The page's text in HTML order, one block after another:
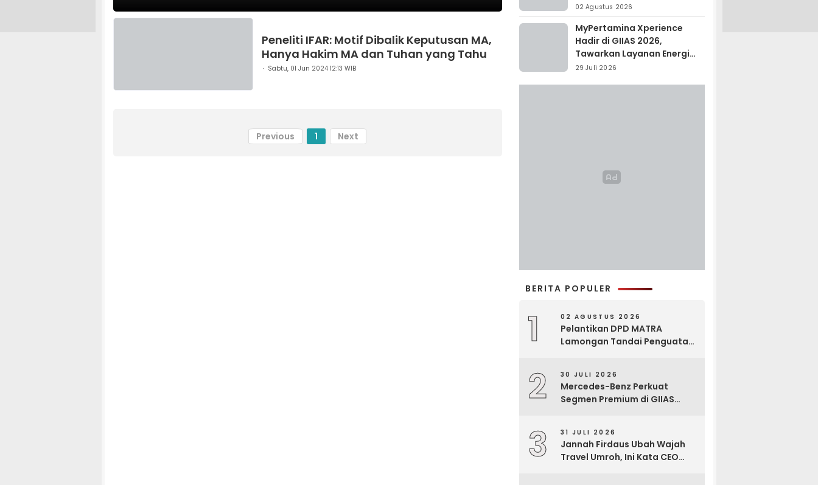
Peneliti IFAR: Motif Dibalik Keputusan MA,
Hanya Hakim MA dan Tuhan yang Tahu
Sabtu, 01 Jun 2024 12:13 WIB
Previous 1 Next
02 Agustus 2026
MyPertamina Xperience
Hadir di GIIAS 2026,
Tawarkan Layanan Energi
Terintegrasi
29 Juli 2026
BERITA POPULER
1 02 AGUSTUS 2026
Pelantikan DPD MATRA
Lamongan Tandai Penguatan
2 30 JULI 2026
Mercedes-Benz Perkuat
Segmen Premium di GIIAS
3 31 JULI 2026
Jannah Firdaus Ubah Wajah
Travel Umroh, Ini Kata CEO